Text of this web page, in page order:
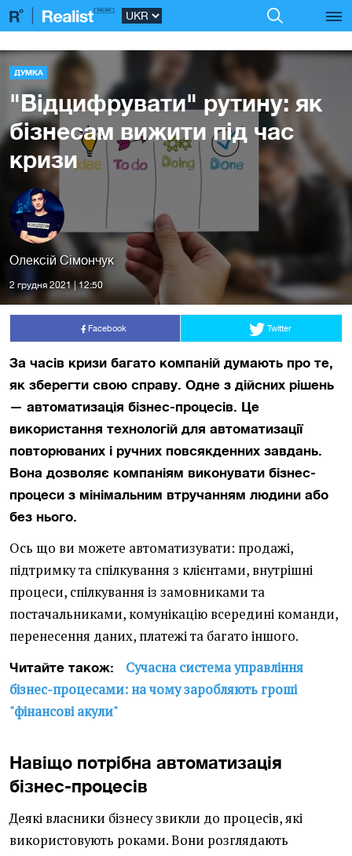
ДУМКА
"Відцифрувати" рутину: як
бізнесам вижити під час
кризи
Олексій Сімончук
2 грудня 2021 | 12:50
Facebook Twitter
За часів кризи багато компаній думають про те,
як зберегти свою справу. Одне з дійсних рішень
— автоматизація бізнес-процесів. Це
використання технологій для автоматизації
повторюваних і ручних повсякденних завдань.
Вона дозволяє компаніям виконувати бізнес-
процеси з мінімальним втручанням людини або
без нього.
Ось що ви можете автоматизувати: продажі,
підтримку та спілкування з клієнтами, внутрішні
процеси, спілкування із замовниками та
постачальниками, комунікацію всередині команди,
перенесення даних, платежі та багато іншого.
Читайте також:
Сучасна система управління
бізнес-процесами: на чому заробляють гроші
"фінансові акули"
Навіщо потрібна автоматизація
бізнес-процесів
Деякі власники бізнесу звикли до процесів, які
використовують роками. Вони розглядають